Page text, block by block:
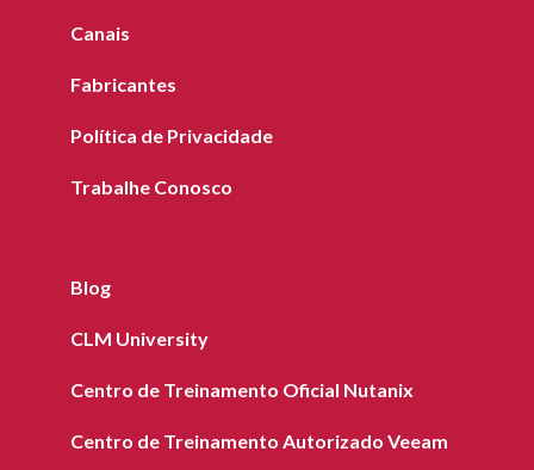
Canais
Fabricantes
Política de Privacidade
Trabalhe Conosco
Blog
CLM University
Centro de Treinamento Oficial Nutanix
Centro de Treinamento Autorizado Veeam